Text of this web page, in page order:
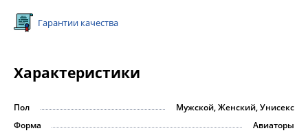
Гарантии качества
Характеристики
Пол
Мужской, Женский, Унисекс
Форма
Авиаторы